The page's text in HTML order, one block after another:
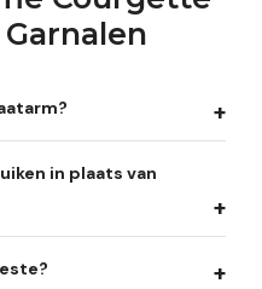
in plaats van